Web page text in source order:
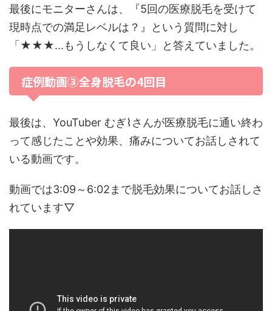
最後にモニターさんは、『5回の医療脱毛を受けて
現時点での満足レベルは？』という質問に対し
「★★★…もうしなくて良い」と答えていました。
症例動画③全身脱毛の4回目
最後は、YouTuber むぎ⌇さんが医療脱毛に通い終わ
って感じたことや効果、痛みについてお話しされて
いる動画です。
動画では3:09～6:02まで脱毛効果についてお話しさ
れています▽